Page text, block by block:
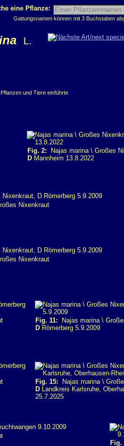
eine Pflanze:
Gattungsnamen können mit 3 Buchstaben
L.
und Tiere einführte
Fig. 2: Najas marina \ Großes
D Mannheim 13.8.2022
Nixenkraut
Nixenkraut
Fig. 11: Najas marina \
D Römerberg 5.9.2009
Fig. 15: Najas marina \
D Landkreis Karlsruhe,
25.7.2025
Fig.